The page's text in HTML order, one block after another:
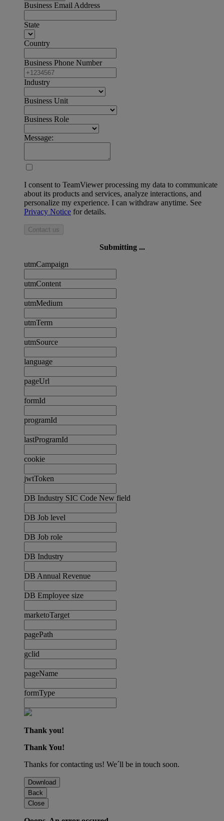
Business Email Address
State
Country
Business Phone Number
Industry
Business Unit
Business Role
Message:
I consent to TeamViewer processing my data to communicate
about its products and services, analyze interactions, and
personalize my experience. I can withdraw anytime. See
Privacy Notice for details.
Contact us
Submitting ...
utmCampaign
utmContent
utmMedium
utmTerm
utmSource
language
pageUrl
formId
programId
lastProgramId
cookie
jwtToken
DB Industry SIC Code New field
DB Job level
DB Job role
DB Industry
DB Annual Revenue
DB Employee size
marketoTarget
pagePath
gclid
pageName
formType
Thank you!
Thank You!
Thanks for contacting us! We´ll be in touch soon.
Download
Back
Close